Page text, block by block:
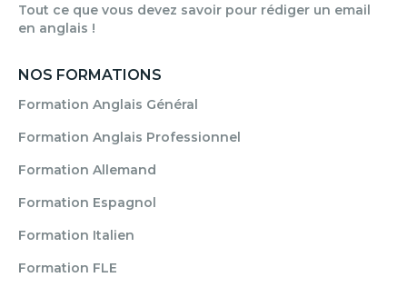
Tout ce que vous devez savoir pour rédiger un email
en anglais !
NOS FORMATIONS
Formation Anglais Général
Formation Anglais Professionnel
Formation Allemand
Formation Espagnol
Formation Italien
Formation FLE